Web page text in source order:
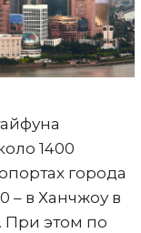
1400
города
– в Ханчжоу в
При этом по